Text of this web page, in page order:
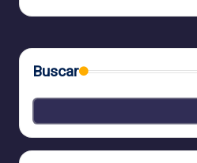
Buscar